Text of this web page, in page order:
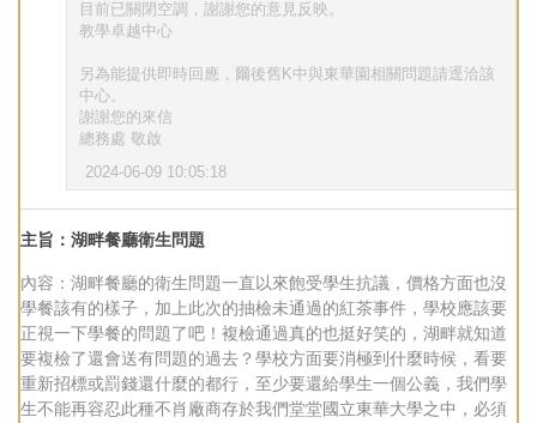
目前已關閉空調，謝謝您的意見反映。
教學卓越中心
另為能提供即時回應，爾後舊K中與東華園相關問題請逕洽該
中心。
謝謝您的來信
總務處 敬啟
2024-06-09 10:05:18
主旨：湖畔餐廳衛生問題
內容：湖畔餐廳的衛生問題一直以來飽受學生抗議，價格方面也沒
學餐該有的樣子，加上此次的抽檢未通過的紅茶事件，學校應該要
正視一下學餐的問題了吧！複檢通過真的也挺好笑的，湖畔就知道
要複檢了還會送有問題的過去？學校方面要消極到什麼時候，看要
重新招標或罰錢還什麼的都行，至少要還給學生一個公義，我們學
生不能再容忍此種不肖廠商存於我們堂堂國立東華大學之中，必須